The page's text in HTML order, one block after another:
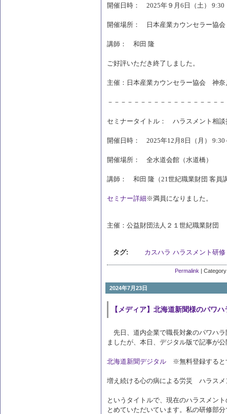
開催日時： 2025年９月6日（土） 9:30
開催場所： 日本産業カウンセラー協
講師： 和田 隆
ご好評いただき終了しました。
主催：日本産業カウンセラー協会 神奈
－－－－－－－－－－－－－－－－－
セミナータイトル： ハラスメント相
開催日時： 2025年12月8日（月） 9:30
開催場所： 全水道会館（水道橋）
講師： 和田 隆（21世紀職業財団 客員
セミナー詳細 ※満員になりました。
主催：公益財団法人２１世紀職業財団
タグ: カスハラ ハラスメント研修
Permalink |
2024年7月23日
【メディア】北海道新聞様のパワ
先日、道内企業で職長対象のパワハ
ましたが、本日、デジタル版で記事が
北海道新聞デジタル ※無料登録すると
増え続ける心の病による労災 ハラスメ
というタイトルで、現在のハラスメン
とめていただいています。私の研修部